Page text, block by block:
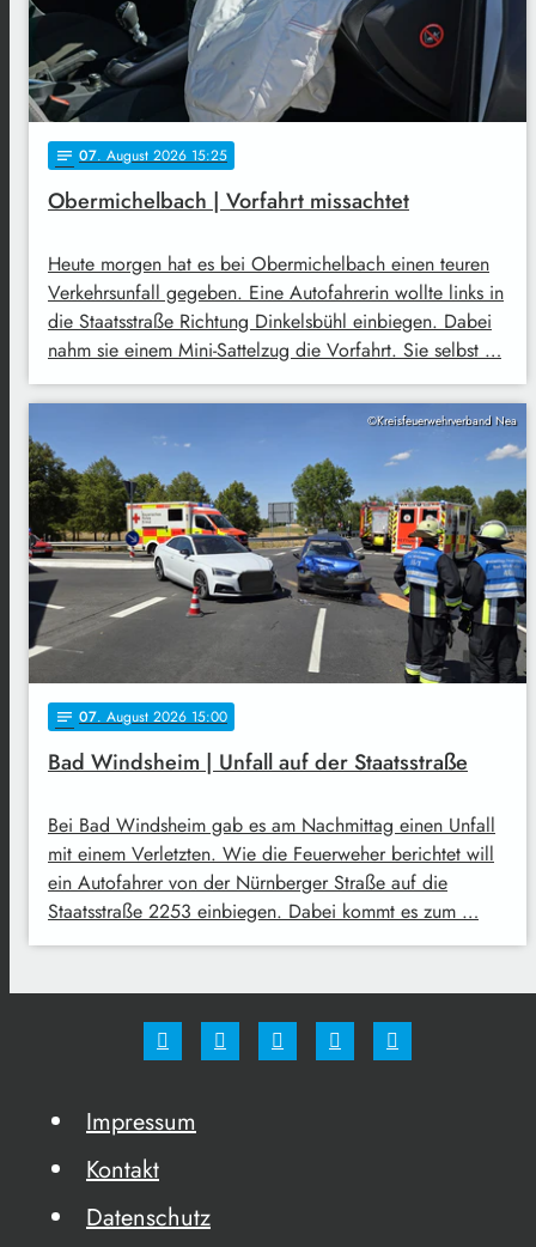
notes 07. August 2026 15:25
Obermichelbach | Vorfahrt missachtet
Heute morgen hat es bei Obermichelbach einen teuren
Verkehrsunfall gegeben. Eine Autofahrerin wollte links in
die Staatsstraße Richtung Dinkelsbühl einbiegen. Dabei
nahm sie einem Mini-Sattelzug die Vorfahrt. Sie selbst …
©Kreisfeuerwehrverband Nea
notes 07. August 2026 15:00
Bad Windsheim | Unfall auf der Staatsstraße
Bei Bad Windsheim gab es am Nachmittag einen Unfall
mit einem Verletzten. Wie die Feuerweher berichtet will
ein Autofahrer von der Nürnberger Straße auf die
Staatsstraße 2253 einbiegen. Dabei kommt es zum …
Impressum
Kontakt
Datenschutz